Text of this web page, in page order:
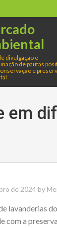
divulgação e
de pautas
e
em
de 2024 by
lavanderias
com a